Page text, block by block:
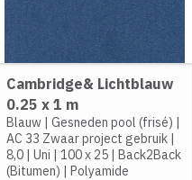
Cambridge& Lichtblauw
0.25 x 1 m
Blauw| Gesneden pool (frisé) |
AC 33 Zwaar project gebruik|
8,0| Uni | 100 x 25| Back2Back
(Bitumen) | Polyamide